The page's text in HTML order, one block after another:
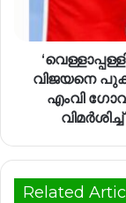
വിജയനെ
എംവി
Related